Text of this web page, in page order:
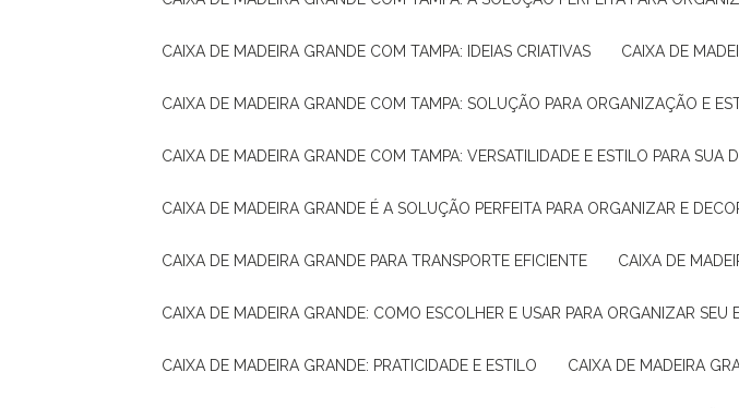
CAIXA DE MADEIRA GRANDE COM TAMPA: IDEIAS CRIATIVAS CAIXA DE
CAIXA DE MADEIRA GRANDE COM TAMPA: SOLUÇÃO PARA ORGANIZAÇÃO E
CAIXA DE MADEIRA GRANDE COM TAMPA: VERSATILIDADE E ESTILO PARA SUA
CAIXA DE MADEIRA GRANDE É A SOLUÇÃO PERFEITA PARA ORGANIZAR E
CAIXA DE MADEIRA GRANDE PARA TRANSPORTE EFICIENTE CAIXA DE
CAIXA DE MADEIRA GRANDE: COMO ESCOLHER E USAR PARA ORGANIZAR SEU
CAIXA DE MADEIRA GRANDE: PRATICIDADE E ESTILO CAIXA DE MADEIRA